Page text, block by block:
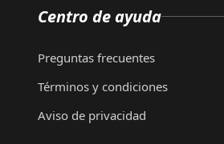
Centro de ayuda
Preguntas frecuentes
Términos y condiciones
Aviso de privacidad